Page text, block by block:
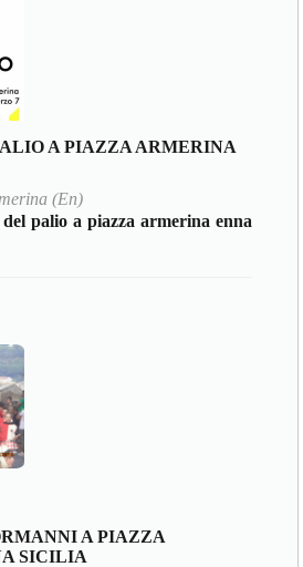
A PIAZZA ARMERINA
(En)
del palio a piazza armerina enna
A PIAZZA
SICILIA